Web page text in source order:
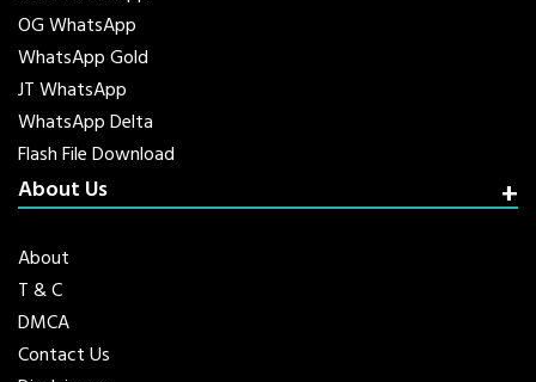
OG WhatsApp
WhatsApp Gold
JT WhatsApp
WhatsApp Delta
Flash File Download
About Us
About
T & C
DMCA
Contact Us